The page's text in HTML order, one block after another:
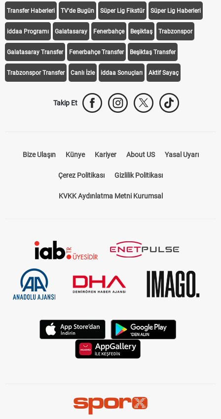
Transfer Haberleri TV'de Bugün Süper Lig Fikstür Süper Lig Haberleri
iddaa Programı Galatasaray Fenerbahçe Beşiktaş Trabzonspor
Galatasaray Transfer Fenerbahçe Transfer Beşiktaş Transfer
Trabzonspor Transfer Canlı İzle iddaa Sonuçları Aktif Sayaç
Takip Et
Bize Ulaşın Künye Kariyer About US Yasal Uyarı
Çerez Politikası Gizlilik Politikası
KVKK Aydınlatma Metni Kurumsal